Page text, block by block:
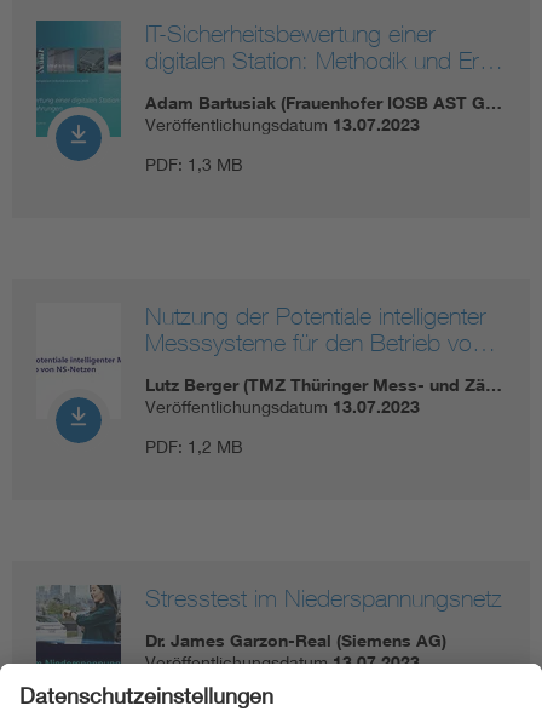
IT-Sicherheitsbewertung einer
digitalen Station: Methodik und Er…
Adam Bartusiak (Frauenhofer IOSB AST G…
Veröffentlichungsdatum 13.07.2023
PDF: 1,3 MB
Nutzung der Potentiale intelligenter
Messsysteme für den Betrieb vo…
Lutz Berger (TMZ Thüringer Mess- und Zä…
Veröffentlichungsdatum 13.07.2023
PDF: 1,2 MB
Stresstest im Niederspannungsnetz
Dr. James Garzon-Real (Siemens AG)
Veröffentlichungsdatum13.07.2023
PDF: 2,7 MB